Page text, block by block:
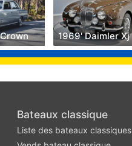
1969' Daimler Xj
Bateaux classique
Liste des bateaux classiques